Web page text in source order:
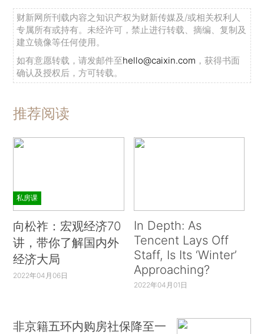
财新网所刊载内容之知识产权为财新传媒及/或相关权利人
专属所有或持有。未经许可，禁止进行转载、摘编、复制及
建立镜像等任何使用。
如有意愿转载，请发邮件至hello@caixin.com ，获得书面
确认及授权后，方可转载。
推荐阅读
私房课
向松祚：宏观经济70
讲，带你了解国内外
经济大局
2022年04月06日
In Depth: As
Tencent Lays Off
Staff, Is Its ‘Winter’
Approaching?
2022年04月01日
非京籍五环内购房社保降至一